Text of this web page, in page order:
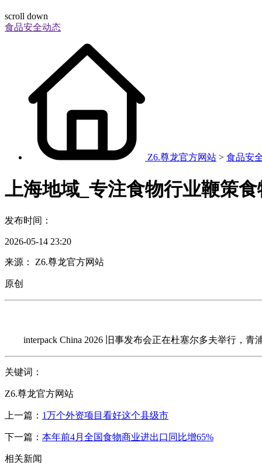
scroll down
食品安全动态
Z6.尊龙官方网站 > 食品安
上海地域_专注食物行业鞭策
发布时间：
2026-05-14 23:20
来源： Z6.尊龙官方网站
原创
interpack China 2026 旧事发布会正在杜塞尔多夫举行，
关键词：
Z6.尊龙官方网站
上一篇： 1万个外资项目看好这个县级市
下一篇： 本年前4月全国食物商业进出口同比增65%
相关新闻